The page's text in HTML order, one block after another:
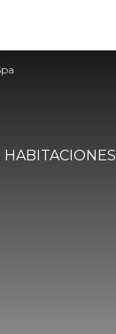
HABITACIONES